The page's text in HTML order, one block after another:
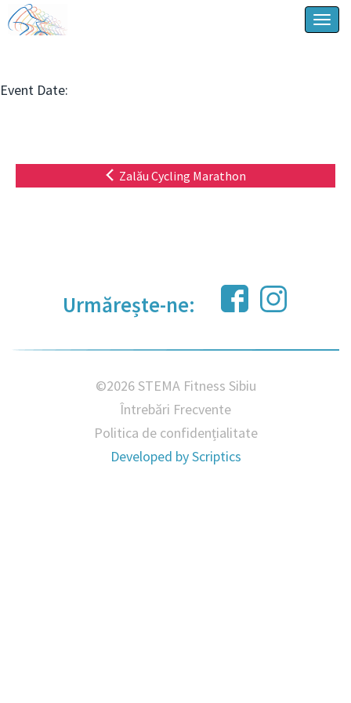
Event Date:
Zalău Cycling Marathon
Urmărește-ne:
©2026 STEMA Fitness Sibiu
Întrebări Frecvente
Politica de confidențialitate
Developed byScriptics